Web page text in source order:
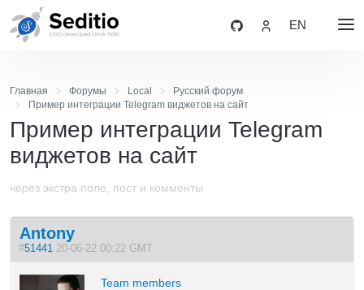
EN
Главная Форумы Local
Русский форум
Пример интеграции Telegram виджетов на сайт
Пример интеграции Telegram
виджетов на сайт
через экстра поле, пост и комменты
Antony
#51441 20-06-22 00:22 GMT
Team members